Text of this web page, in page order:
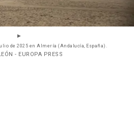
de 2025 en Almería (Andalucía, España).
- EUROPA PRESS